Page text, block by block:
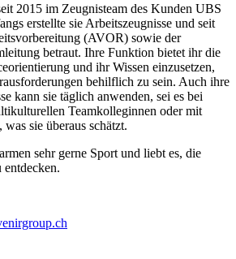
2015 im Zeugnisteam des Kunden UBS
erstellte sie Arbeitszeugnisse und seit
(AVOR) sowie der
betraut. Ihre Funktion bietet ihr die
und ihr Wissen einzusetzen,
behilflich zu sein. Auch ihre
kann sie täglich anwenden, sei es bei
Teamkolleginnen oder mit
sie überaus schätzt.
sehr gerne Sport und liebt es, die